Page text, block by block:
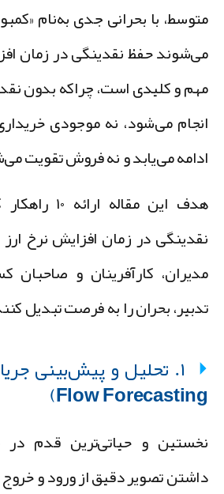
با بحرانی جدی به‌نام «کمبود
حفظ نقدینگی در زمان
و کلیدی است، چراکه بدون
می‌شود، نه موجودی خریداری
می‌یابد و نه فروش تقویت
این مقاله ارائه ۱۰ راهکار
در زمان افزایش نرخ ارز
کارآفرینان و صاحبان
بحران را به فرصت تبدیل کنند.
Flow
و حیاتی‌ترین قدم در
تصویر دقیق از ورود و خروج